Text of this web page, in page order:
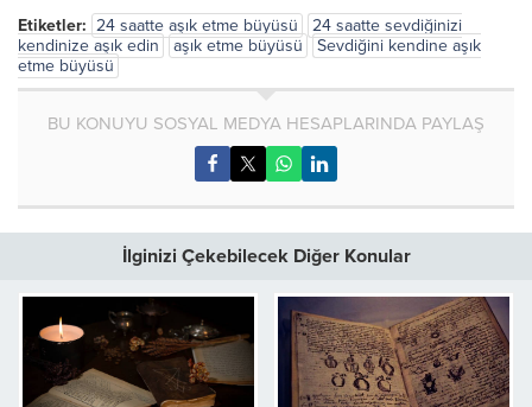
Etiketler: 24 saatte aşık etme büyüsü
24 saatte sevdiğinizi
kendinize aşık edin
aşık etme büyüsü
Sevdiğini kendine aşık
etme büyüsü
BU KONUYU SOSYAL MEDYA HESAPLARINDA PAYLAŞ
İlginizi Çekebilecek Diğer Konular